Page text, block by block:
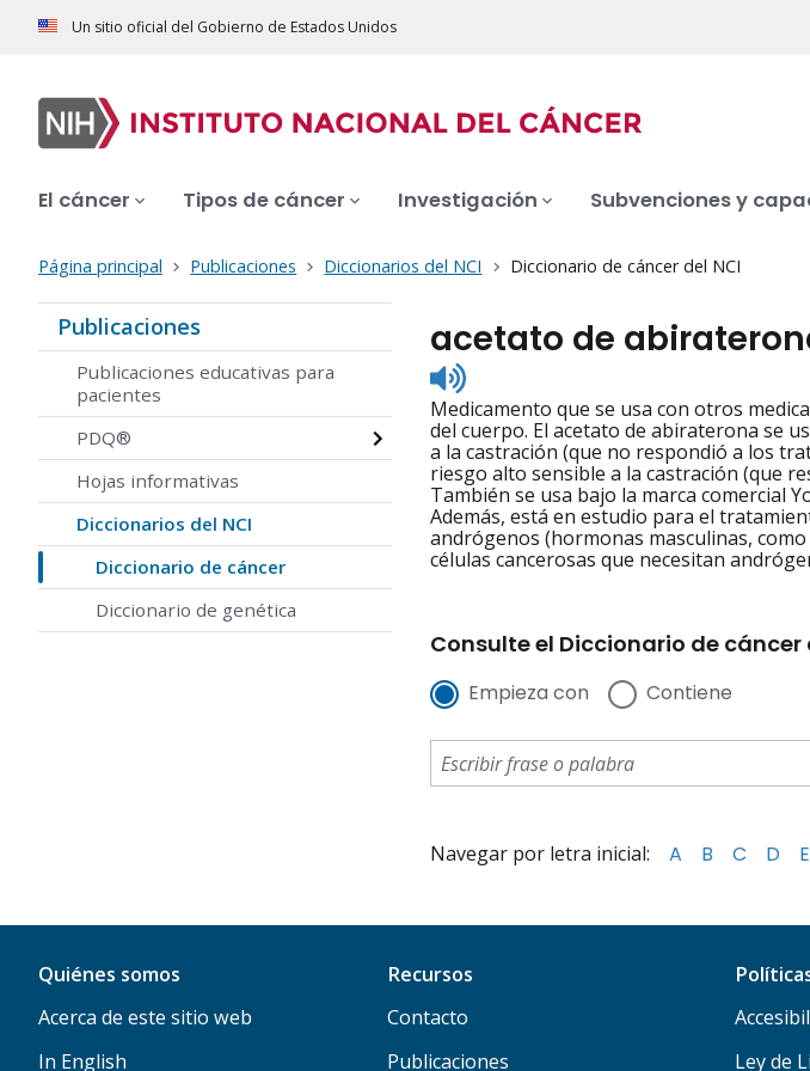
Un sitio oficial del Gobierno de Estados Unidos
El cáncer Tipos de cáncer Investigación Subvenciones y
Página principal Publicaciones Diccionarios del NCI Diccionario de cáncer del NCI
Publicaciones
Publicaciones educativas para
pacientes
PDQ®
Hojas informativas
Diccionarios del NCI
Diccionario de cáncer
Diccionario de genética
acetato de
Listen
to
pronunciation
Medicamento que se usa con otros
del cuerpo. El acetato de abiraterona se
a la castración (que no respondió a los
riesgo alto sensible a la castración (que
También se usa bajo la marca comercial
Además, está en estudio para el
andrógenos (hormonas masculinas,
células cancerosas que necesitan
Consulte el Diccionario de cáncer
Empieza con Contiene
Navegar por letra inicial: A B C D E
Quiénes somos
Acerca de este sitio web
In English
Recursos
Contacto
Publicaciones
Ley de